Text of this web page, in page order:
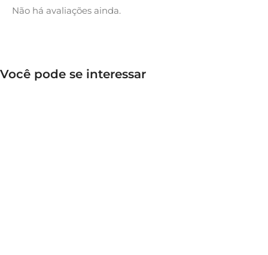
Não há avaliações ainda.
Você pode se interessar